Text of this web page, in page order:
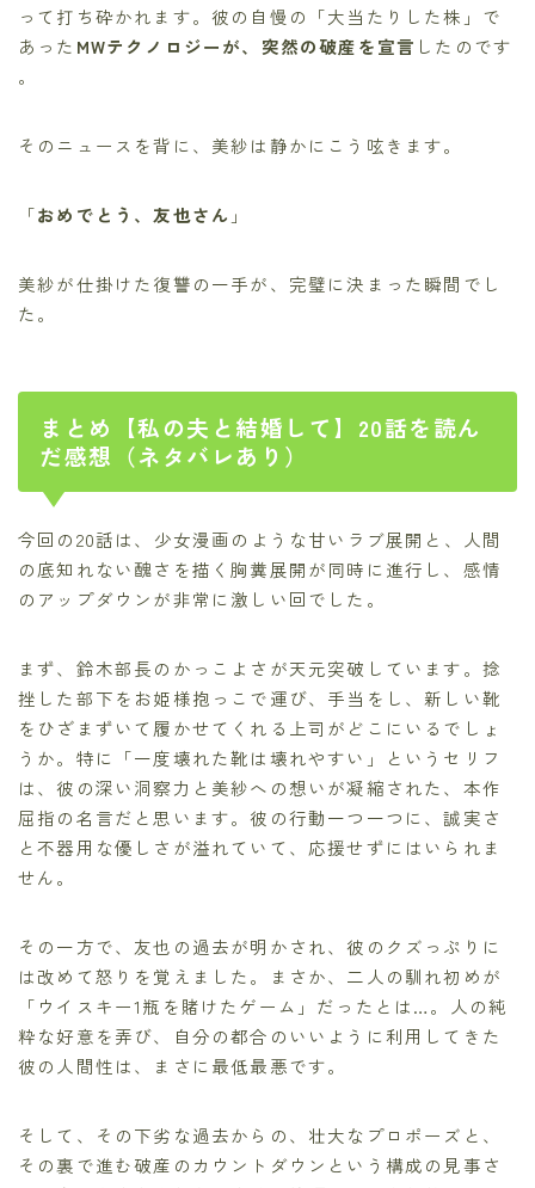
って打ち砕かれます。彼の自慢の「大当たりした株」で
あった MWテクノロジーが、突然の破産を宣言 したのです
。
そのニュースを背に、美紗は静かにこう呟きます。
「おめでとう、友也さん 」
美紗が仕掛けた復讐の一手が、完璧に決まった瞬間でし
た。
まとめ【私の夫と結婚して】20話を読ん
だ感想（ネタバレあり）
今回の20話は、少女漫画のような甘いラブ展開と、人間
の底知れない醜さを描く胸糞展開が同時に進行し、感情
のアップダウンが非常に激しい回でした。
まず、鈴木部長のかっこよさが天元突破しています。捻
挫した部下をお姫様抱っこで運び、手当をし、新しい靴
をひざまずいて履かせてくれる上司がどこにいるでしょ
うか。特に「一度壊れた靴は壊れやすい」というセリフ
は、彼の深い洞察力と美紗への想いが凝縮された、本作
屈指の名言だと思います。彼の行動一つ一つに、誠実さ
と不器用な優しさが溢れていて、応援せずにはいられま
せん。
その一方で、友也の過去が明かされ、彼のクズっぷりに
は改めて怒りを覚えました。まさか、二人の馴れ初めが
「ウイスキー1瓶を賭けたゲーム」だったとは…。人の純
粋な好意を弄び、自分の都合のいいように利用してきた
彼の人間性は、まさに最低最悪です。
そして、その下劣な過去からの、壮大なプロポーズと、
その裏で進む破産のカウントダウンという構成の見事さ